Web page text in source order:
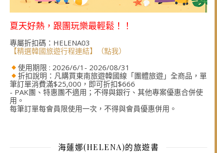
夏天好熱，跟團玩樂最輕鬆！！
專屬折扣碼：HELENA03
【精選韓國旅遊行程連結】（點我）
使用期限 : 2026/6/1- 2026/08/31
折扣說明：凡購買東南旅遊韓國線「團體旅遊」全商品，單
筆訂單消費滿$25,000，即可折扣$666
- PAK團、特惠團不適用；不得與銀行、其他專案優惠合併使
用。
每筆訂單每會員限使用一次，不得與會員優惠併用。
海蓮娜(HELENA)的旅遊書